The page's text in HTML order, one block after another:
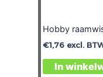
Hobby
€1,76 excl.
In